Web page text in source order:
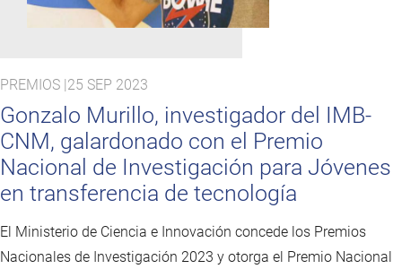
PREMIOS | 25 SEP 2023
Gonzalo Murillo, investigador del IMB-
CNM, galardonado con el Premio
Nacional de Investigación para Jóvenes
en transferencia de tecnología
El Ministerio de Ciencia e Innovación concede los Premios
Nacionales de Investigación 2023 y otorga el Premio Nacional